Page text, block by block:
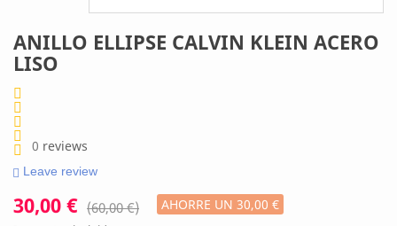
ANILLO ELLIPSE CALVIN KLEIN ACERO
LISO
0 reviews
Leave review
30,00 € (60,00 €) AHORRE UN 30,00 €